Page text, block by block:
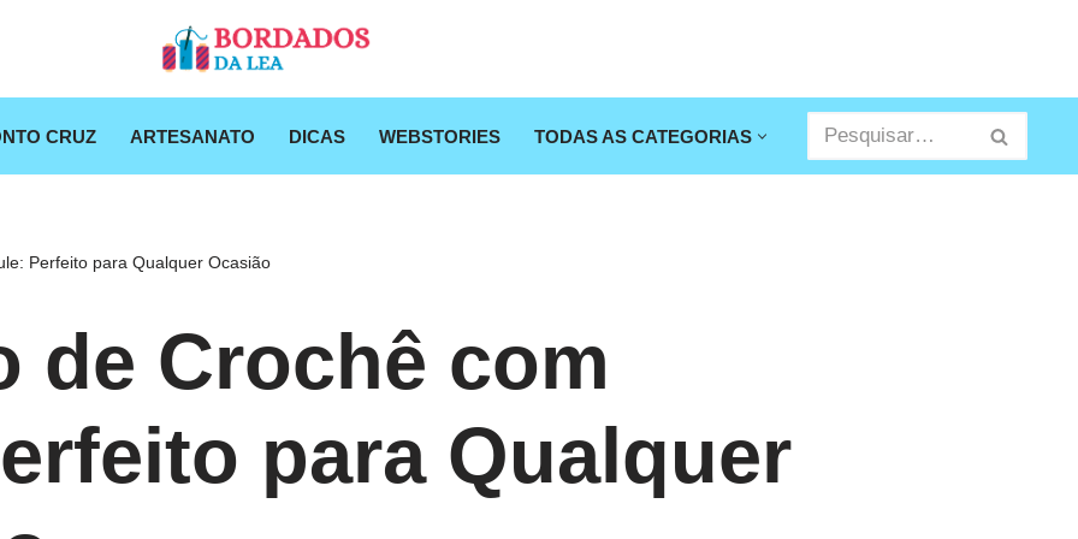
CRUZ ARTESANATO DICAS WEBSTORIES TODAS AS CATEGORIAS
Perfeito para Qualquer Ocasião
de Crochê com
para Qualquer